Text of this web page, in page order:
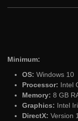
Minimum:
OS: Windows 10
Processor: Intel
Memory: 8 GB
Graphics: Intel
DirectX: Version